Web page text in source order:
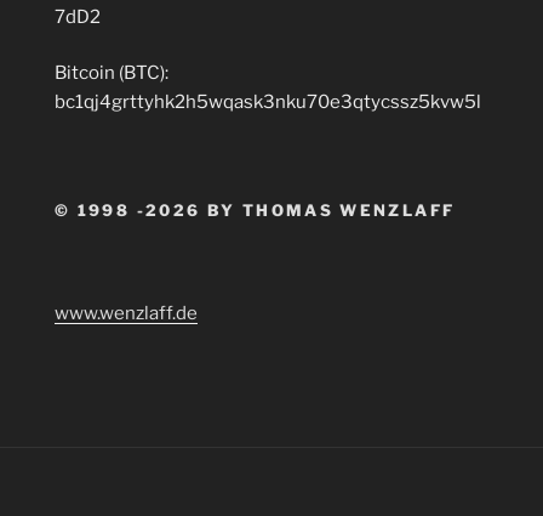
7dD2
Bitcoin (BTC):
bc1qj4grttyhk2h5wqask3nku70e3qtycssz5kvw5l
© 1998 -2026 BY THOMAS WENZLAFF
www.wenzlaff.de